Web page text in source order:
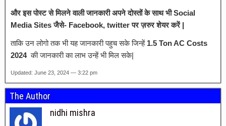
और इस पोस्ट से मिलने वाली जानकारी अपने दोस्तों के साथ भी Social
Media Sites जैसे- Facebook, twitter पर ज़रुर शेयर करें |
ताकि उन लोगो तक भी यह जानकारी पहुच सके जिन्हें 1.5 Ton AC Costs
2024की जानकारी का लाभ उन्हें भी मिल सके|
Updated: June 23, 2024 — 3:22 pm
The Author
nidhi mishra